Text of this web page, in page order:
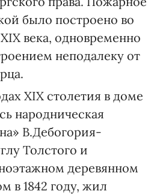
было построено во
века, одновременно
неподалеку от
XIX столетия в доме
народническая
В.Дебогория-
Толстого и
деревянном
в 1842 году, жил